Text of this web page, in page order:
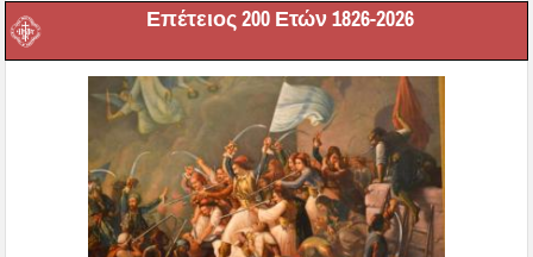
Επέτειος 200 Ετών 1826-2026